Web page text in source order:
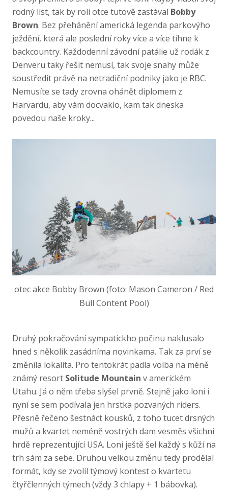
rodný list, tak by roli otce tutově zastával Bobby
Brown. Bez přehánění americká legenda parkovýho
ježdění, která ale poslední roky více a více tíhne k
backcountry. Každodenní závodní patálie už rodák z
Denveru taky řešit nemusí, tak svoje snahy může
soustředit právě na netradiční podniky jako je RBC.
Nemusíte se tady zrovna ohánět diplomem z
Harvardu, aby vám docvaklo, kam tak dneska
povedou naše kroky...
otec akce Bobby Brown (foto: Mason Cameron / Red
Bull Content Pool)
Druhý pokračování sympatickho počinu naklusalo
hned s několik zasádníma novinkama. Tak za prví se
změnila lokalita. Pro tentokrát padla volba na méně
známý resort Solitude Mountain v americkém
Utahu. Já o něm třeba slyšel prvně. Stejně jako loni i
nyní se sem podívala jen hrstka pozvaných riders.
Přesně řečeno šestnáct kousků, z toho tucet drsných
mužů a kvartet neméně vostrých dam vesměs všichni
hrdě reprezentující USA. Loni ještě šel každý s kůží na
trh sám za sebe. Druhou velkou změnu tedy prodělal
formát, kdy se zvolil týmový kontest o kvartetu
čtyřčlenných týmech (vždy 3 chlapy + 1 bábovka).